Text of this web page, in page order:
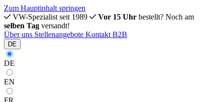
Zum Hauptinhalt springen
VW-Spezialist seit 1989
Vor 15 Uhr bestellt? Noch am
selben Tag versandt!
Über uns Stellenangebote Kontakt B2B
DE
DE
EN
FR